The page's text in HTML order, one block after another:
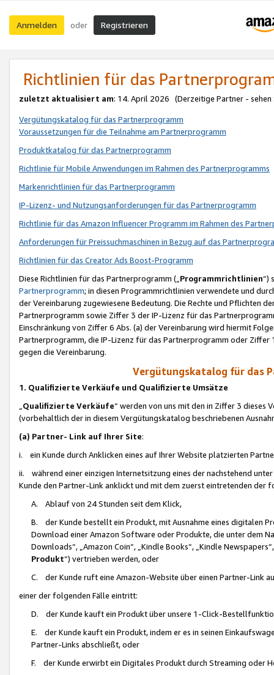
Anmelden oder Registrieren
Richtlinien für das
zuletzt aktualisiert am: 14. April 2026 (Derzeitige Partner - sehen
Vergütungskatalog für das Partnerprogramm
Voraussetzungen für die Teilnahme am Partnerprogramm
Produktkatalog für das Partnerprogramm
Richtlinie für Mobile Anwendungen im Rahmen des Partnerprogramms
Markenrichtlinien für das Partnerprogramm
IP-Lizenz- und Nutzungsanforderungen für das Partnerprogramm
Richtlinie für das Amazon Influencer Programm im Rahmen des
Anforderungen für Preissuchmaschinen in Bezug auf das
Richtlinien für das Creator Ads Boost-Programm
Diese Richtlinien für das Partnerprogramm („Programmrichtlinien“)
Partnerprogramm; in diesen Programmrichtlinien verwendete und
der Vereinbarung zugewiesene Bedeutung. Die Rechte und Pflichten
Partnerprogramm sowie Ziffer 3 der IP-Lizenz für das
Einschränkung von Ziffer 6 Abs. (a) der Vereinbarung wird hiermit
Partnerprogramm, die IP-Lizenz für das Partnerprogramm oder
gegen die Vereinbarung.
Vergütungskatalog für das
1. Qualifizierte Verkäufe und Qualifizierte Umsätze
Qualifizierte Verkäufe“ werden von uns mit den in Ziffer 3
(vorbehaltlich der in diesem Vergütungskatalog beschriebenen
(a) Partner- Link auf Ihrer Site:
i. ein Kunde durch Anklicken eines auf Ihrer Website platzierten
ii. während einer einzigen Internetsitzung eines der nachstehend
Kunde den Partner-Link anklickt und mit dem zuerst eintretenden der
A. Ablauf von 24 Stunden seit dem Klick,
B. der Kunde bestellt ein Produkt, mit Ausnahme eines digitalen
Download einer Amazon Software oder Produkte, die unter dem
Downloads“, „Amazon Coin“, „Kindle Books“, „Kindle
Produkt“) vertrieben werden, oder
C. der Kunde ruft eine Amazon-Website über einen Partner-Link
einer der folgenden Fälle eintritt:
D. der Kunde kauft ein Produkt über unsere 1-Click-
E. der Kunde kauft ein Produkt, indem er es in seinen
Partner-Links abschließt, oder
F. der Kunde erwirbt ein Digitales Produkt durch Streaming oder